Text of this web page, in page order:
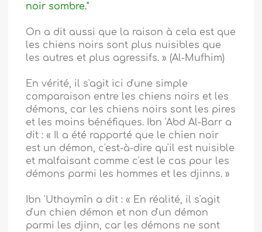
noir sombre."
On a dit aussi que la raison à cela est que
les chiens noirs sont plus nuisibles que
les autres et plus agressifs. » (Al-Mufhim)
En vérité, il s'agit ici d'une simple
comparaison entre les chiens noirs et les
démons, car les chiens noirs sont les pires
et les moins bénéfiques. Ibn 'Abd Al-Barr a
dit : « Il a été rapporté que le chien noir
est un démon, c'est-à-dire qu'il est nuisible
et malfaisant comme c'est le cas pour les
démons parmi les hommes et les djinns. »
Ibn 'Uthaymîn a dit : « En réalité, il s'agit
d'un chien démon et non d'un démon
parmi les djinn, car les démons ne sont